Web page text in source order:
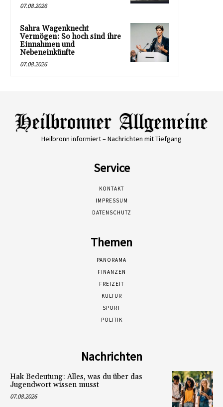
07.08.2026
Sahra Wagenknecht
Vermögen: So hoch sind ihre
Einnahmen und
Nebeneinkünfte
07.08.2026
Heilbronn informiert – Nachrichten mit Tiefgang
Service
KONTAKT
IMPRESSUM
DATENSCHUTZ
Themen
PANORAMA
FINANZEN
FREIZEIT
KULTUR
SPORT
POLITIK
Nachrichten
Hak Bedeutung: Alles, was du über das
Jugendwort wissen musst
07.08.2026